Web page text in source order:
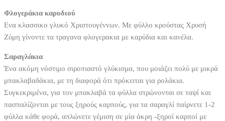
Φλογεράκια καρυδιού
Ενα κλασσικο γλυκό Χριστουγέννων. Με φύλλο κρούστας Χρυσή
Ζύμη γίνοντε τα τραγανα φλογερακια με καρύδια και κανέλα.
Σαραγλάκια
Ένα ακόμη νόστιμο σιροπιαστό γλύκισμα, που μοιάζει πολύ με μικρά
μπακλαβαδάκια, με τη διαφορά ότι πρόκειται για ρολάκια.
Συγκεκριμένα, για τον μπακλαβά τα φύλλα στρώνονται σε ταψί και
πασπαλίζονται με τους ξηρούς καρπούς, για τα σαραγλί παίρνετε 1-2
φύλλα κάθε φορά, απλώνετε γέμιση σε μία άκρη -ξηροί καρποί με